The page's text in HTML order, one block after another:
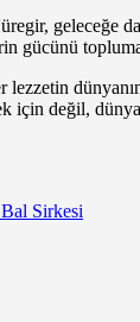
geleceğe
gücünü
için değil,
Sirkesi